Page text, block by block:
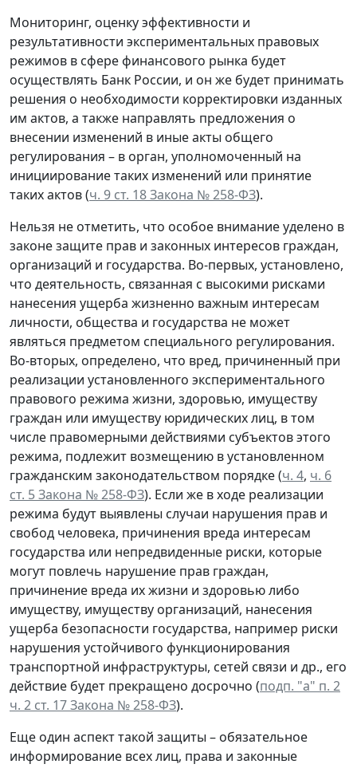
Мониторинг, оценку эффективности и
результативности экспериментальных правовых
режимов в сфере финансового рынка будет
осуществлять Банк России, и он же будет принимать
решения о необходимости корректировки изданных
им актов, а также направлять предложения о
внесении изменений в иные акты общего
регулирования – в орган, уполномоченный на
инициирование таких изменений или принятие
таких актов (ч. 9 ст. 18 Закона № 258-ФЗ).
Нельзя не отметить, что особое внимание уделено в
законе защите прав и законных интересов граждан,
организаций и государства. Во-первых, установлено,
что деятельность, связанная с высокими рисками
нанесения ущерба жизненно важным интересам
личности, общества и государства не может
являться предметом специального регулирования.
Во-вторых, определено, что вред, причиненный при
реализации установленного экспериментального
правового режима жизни, здоровью, имуществу
граждан или имуществу юридических лиц, в том
числе правомерными действиями субъектов этого
режима, подлежит возмещению в установленном
гражданским законодательством порядке (ч. 4, ч. 6
ст. 5 Закона № 258-ФЗ). Если же в ходе реализации
режима будут выявлены случаи нарушения прав и
свобод человека, причинения вреда интересам
государства или непредвиденные риски, которые
могут повлечь нарушение прав граждан,
причинение вреда их жизни и здоровью либо
имуществу, имуществу организаций, нанесения
ущерба безопасности государства, например риски
нарушения устойчивого функционирования
транспортной инфраструктуры, сетей связи и др., его
действие будет прекращено досрочно (подп. "а" п. 2
ч. 2 ст. 17 Закона № 258-ФЗ).
Еще один аспект такой защиты – обязательное
информирование всех лиц, права и законные